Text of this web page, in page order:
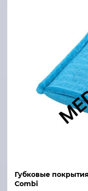
Губковые
Combi